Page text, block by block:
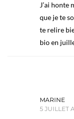
J’ai honte
que je te
te relire
bio en
MARINE
5 JUILLET